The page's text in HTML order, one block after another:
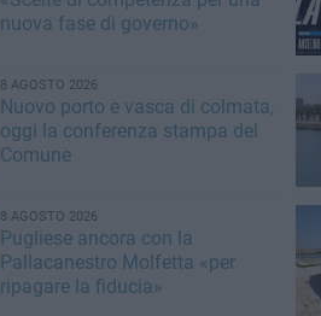
nuova fase di governo»
8 AGOSTO 2026
Nuovo porto e vasca di colmata,
oggi la conferenza stampa del
Comune
8 AGOSTO 2026
Pugliese ancora con la
Pallacanestro Molfetta «per
ripagare la fiducia»